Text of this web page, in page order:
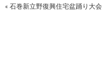
« 石巻新立野復興住宅盆踊り大会